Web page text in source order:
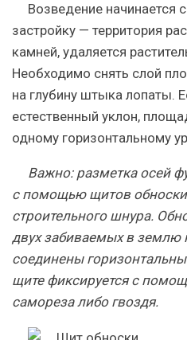
Возведение начинается
застройку — территория
камней, удаляется
Необходимо снять слой
на глубину штыка лопаты.
естественный уклон,
одному горизонтальному
Важно: разметка осей
с помощью щитов
строительного шнура.
двух забиваемых в землю
соединены
щите фиксируется с
самореза либо гвоздя.